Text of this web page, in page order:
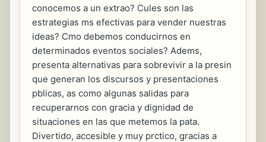
conocemos a un extrao? Cules son las
estrategias ms efectivas para vender nuestras
ideas? Cmo debemos conducirnos en
determinados eventos sociales? Adems,
presenta alternativas para sobrevivir a la presin
que generan los discursos y presentaciones
pblicas, as como algunas salidas para
recuperarnos con gracia y dignidad de
situaciones en las que metemos la pata.
Divertido, accesible y muy prctico, gracias a